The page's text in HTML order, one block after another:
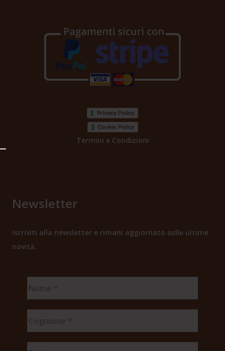
Privacy Policy
Cookie Policy
Termini e Condizioni
Newsletter
Iscriviti alla newsletter e rimani aggiornato sulle ultime
novità.